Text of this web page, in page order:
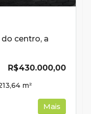
centro, a
R$430.000,00
m²
Mais